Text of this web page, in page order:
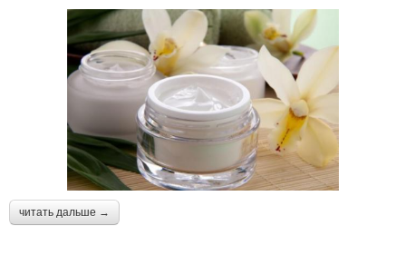
читать дальше →